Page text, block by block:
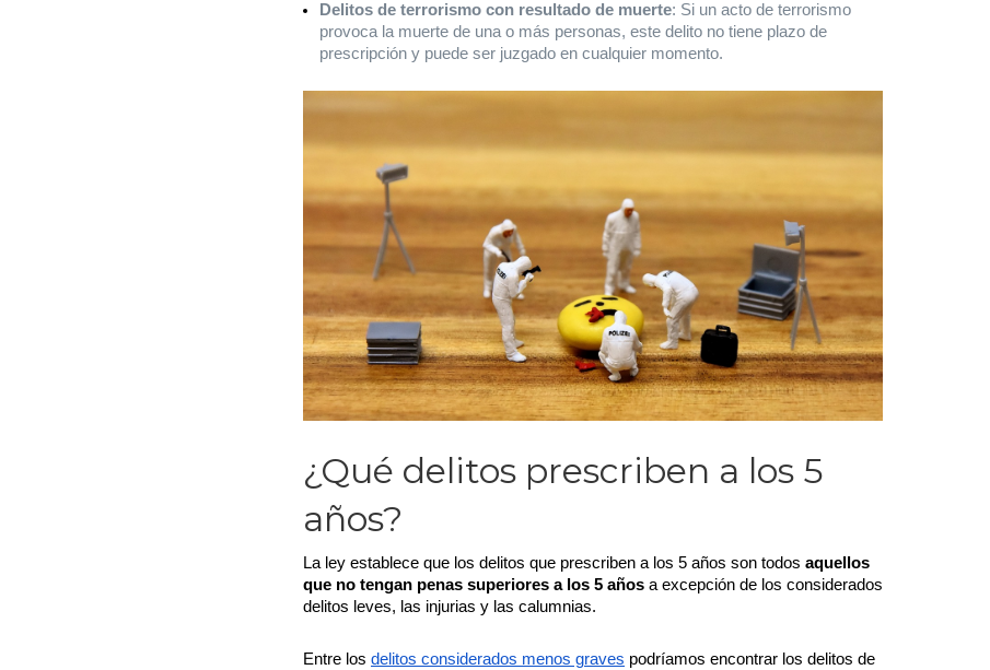
Delitos de terrorismo con resultado de muerte: Si un acto de terrorismo
provoca la muerte de una o más personas, este delito no tiene plazo de
prescripción y puede ser juzgado en cualquier momento.
¿Qué delitos prescriben a los 5
años?
La ley establece que los delitos que prescriben a los 5 años son todos aquellos
que no tengan penas superiores a los 5 años a excepción de los considerados
delitos leves, las injurias y las calumnias.
Entre los delitos considerados menos graves podríamos encontrar los delitos de